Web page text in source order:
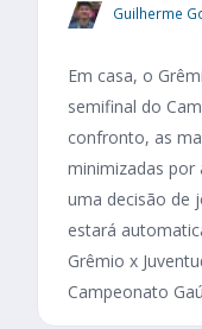
Guilherme
Em casa, o
semifinal do
confronto, as
minimizadas por
uma decisão de
estará
Grêmio x
Campeonato